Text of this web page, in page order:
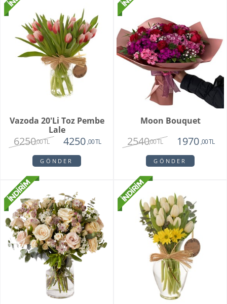
Vazoda 20'li Toz Pembe
Lale
6250,00 TL 4250 ,00 TL
GÖNDER
Moon Bouquet
2540,00 TL 1970 ,00 TL
GÖNDER